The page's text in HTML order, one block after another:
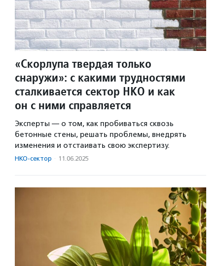
«Скорлупа твердая только
снаружи»: с какими трудностями
сталкивается сектор НКО и как
он с ними справляется
Эксперты — о том, как пробиваться сквозь
бетонные стены, решать проблемы, внедрять
изменения и отстаивать свою экспертизу.
НКО-сектор · 11.06.2025